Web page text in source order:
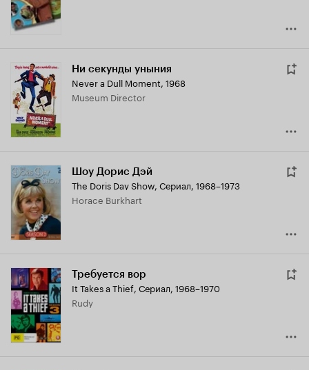
Ни секунды уныния
Never a Dull Moment, 1968
Museum Director
Шоу Дорис Дэй
The Doris Day Show, Сериал, 1968–1973
Horace Burkhart
Требуется вор
It Takes a Thief, Сериал, 1968–1970
Rudy